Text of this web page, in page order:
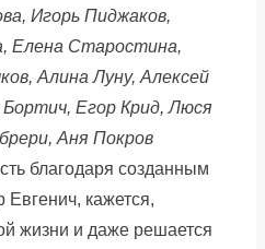
Игорь Пиджаков,
Елена Старостина,
Алина Луну, Алексей
Егор Крид, Люся
Аня Покров
благодаря созданным
Евгенич, кажется,
жизни и даже решается